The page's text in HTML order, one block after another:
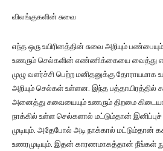
விலங்குகளின் சுவை
எந்த ஒரு உயிரினத்தின் சுவை அறியும்
உணரும் செல்களின் எண்ணிக்கையை வைத்து
முழு வளர்ச்சி பெற்ற மனிதனுக்கு தோராயமாக
அறியும் செல்கள் உள்ளன. இந்த பத்தாயிரத்தில்
அனைத்து சுவையையும் உணரும் திறமை
நாக்கில் உள்ள செல்களால் மட்டும்தான்
முடியும். அதேபோல் அடி நாக்கால் மட்டும்தான்
உணரமுடியும். இதன் காரணமாகத்தான் நீங்கள்